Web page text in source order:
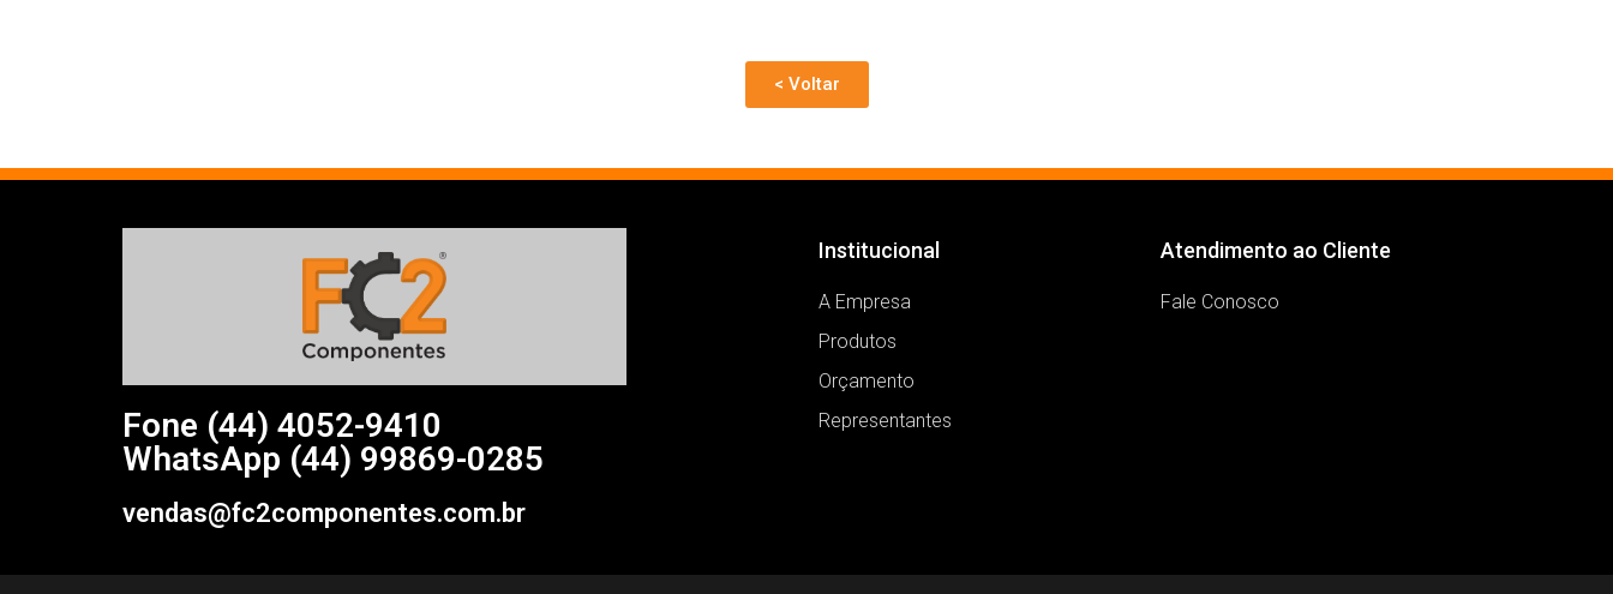
< Voltar
Fone (44) 4052-9410
WhatsApp (44) 99869-0285
vendas@fc2componentes.com.br
Institucional
A Empresa
Produtos
Orçamento
Representantes
Atendimento ao Cliente
Fale Conosco